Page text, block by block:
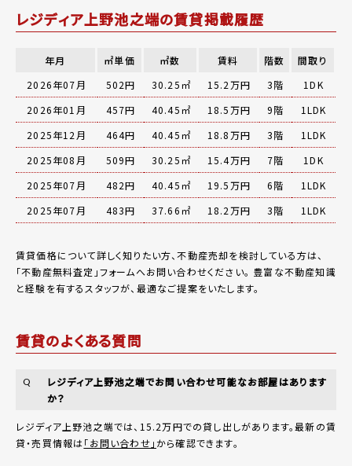
レジディア上野池之端の賃貸掲載履歴
年月 ㎡単価 ㎡数 賃料 階数
間取り
2026年07月
502円 30.25㎡ 15.2万円 3階
1DK
2026年01月
457円 40.45㎡ 18.5万円 9階
1LDK
2025年12月
464円 40.45㎡ 18.8万円 3階
1LDK
2025年08月
509円 30.25㎡ 15.4万円 7階
1DK
2025年07月
482円 40.45㎡ 19.5万円 6階
1LDK
2025年07月
483円 37.66㎡ 18.2万円 3階 1LDK
賃貸価格について詳しく知りたい方、不動産売却を検討している方は、
「不動産無料査定 」フォームへお問い合わせください。 豊富な不動産知識
と経験を有するスタッフが、最適なご提案をいたします。
賃貸のよくある質問
Q
レジディア上野池之端でお問い合わせ可能なお部屋はあります
か？
レジディア上野池之端では、15.2万円での貸し出しがあります。最新の賃
貸・売買情報は「お問い合わせ」 から確認できます。